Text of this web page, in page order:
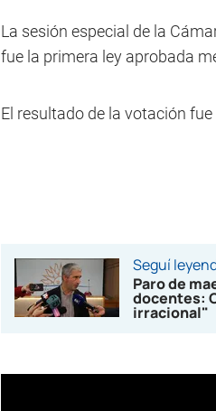
La sesión especial de la
fue la primera ley aprobada
El resultado de la votación
Seguí
Paro de
docentes:
irracional"